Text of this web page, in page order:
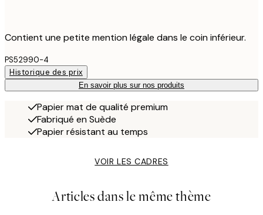
Contient une petite mention légale dans le coin inférieur.
PS52990-4
Historique des prix
En savoir plus sur nos produits
Papier mat de qualité premium
Fabriqué en Suède
Papier résistant au temps
VOIR LES CADRES
Articles dans le même thème